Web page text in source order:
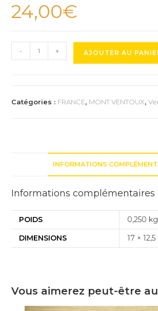
24,00€
quantité
de
Mt
- + AJOUTER AU
Catégories : FRANCE, MONT VENTOUX,
INFORMATIONS
Informations complémentaires
POIDS
0,250 kg
DIMENSIONS
17 ×
Vous aimerez peut-être